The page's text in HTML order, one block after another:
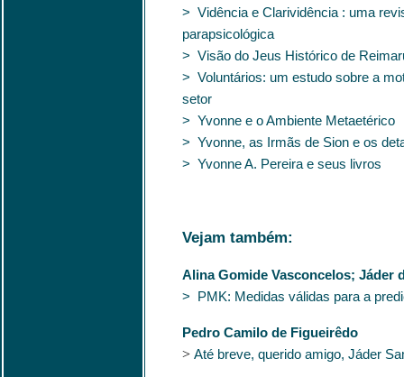
> Vidência e Clarividência : uma
parapsicológica
> Visão do Jeus Histórico de
> Voluntários: um estudo sobre a
setor
> Yvonne e o Ambiente Metaetérico
> Yvonne, as Irmãs de Sion e os
> Yvonne A. Pereira e seus livros
Vejam também:
Alina Gomide Vasconcelos; Jáder
> PMK: Medidas válidas para a
Pedro Camilo de Figueirêdo
> Até breve, querido amigo, Jáder